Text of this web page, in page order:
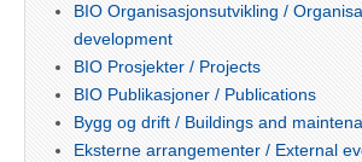
BIO Organisasjonsutvikling /
development
BIO Prosjekter / Projects
BIO Publikasjoner / Publications
Bygg og drift / Buildings and
Eksterne arrangementer / External